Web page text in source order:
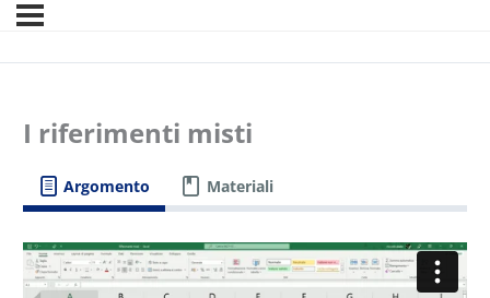
I riferimenti misti
Argomento Materiali